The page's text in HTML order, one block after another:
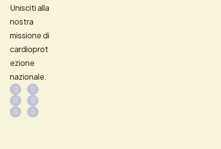
Unisciti alla
nostra
missione di
cardioprot
ezione
nazionale.